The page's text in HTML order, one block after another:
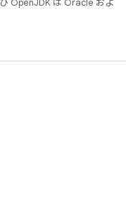
OpenJDK は Oracle およ